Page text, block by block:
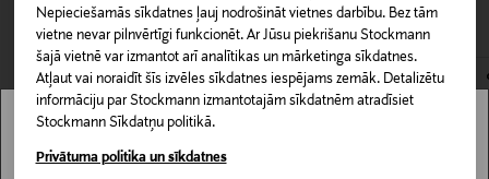
Nepieciešamās sīkdatnes ļauj nodrošināt vietnes darbību. Bez tām
vietne nevar pilnvērtīgi funkcionēt. Ar Jūsu piekrišanu Stockmann
šajā vietnē var izmantot arī analītikas un mārketinga sīkdatnes.
Atļaut vai noraidīt šīs izvēles sīkdatnes iespējams zemāk. Detalizētu
informāciju par Stockmann izmantotajām sīkdatnēm atradīsiet
Stockmann Sīkdatņu politikā.
Privātuma politika un sīkdatnes
izskatu. Materiāls ir viegls un elpojošs, nodrošinot
komfortu visas dienas garumā.
LASĪT VAIRĀK
Materiāls
100% viskoze
Kopšanas instrukcijas
Piegāde uz saņemšanas punktu
0,00 € – 4,90 €
CITI KLIENTI SKATĪJĀS ARĪ
Stockmann nav pieejams tavā valstī.